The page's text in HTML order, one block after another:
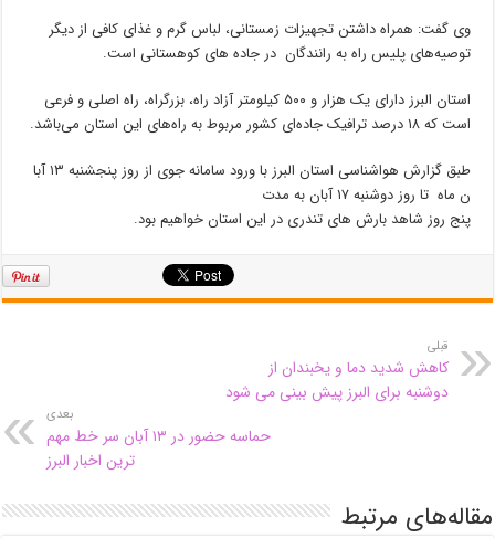
وی گفت: همراه داشتن تجهیزات زمستانی، لباس گرم و غذای کافی از دیگر
توصیه‌های پلیس راه به رانندگان در جاده های کوهستانی است.
استان البرز دارای یک هزار و ۵۰۰ کیلومتر آزاد راه، بزرگراه، راه اصلی و فرعی
است که ۱۸ درصد ترافیک جاده‌ای کشور مربوط به راه‌های این استان می‌باشد.
طبق گزارش هواشناسی استان البرز با ورود سامانه جوی از روز پنجشنبه ۱۳ آبا
ن ماه تا روز دوشنبه ۱۷ آبان به مدت
پنج روز شاهد بارش های تندری در این استان خواهیم بود.
قبلی
کاهش شدید دما و یخبندان از
دوشنبه برای البرز پیش بینی می شود
بعدی
حماسه حضور در ۱۳ آبان سر خط مهم
ترین اخبار البرز
مقاله‌های مرتبط